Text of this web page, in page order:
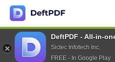
DeftPDF - All-in-
Sictec Infotech Inc.
FREE - In Google Play